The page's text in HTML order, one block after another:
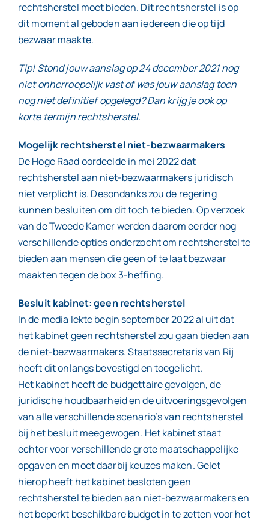
rechtsherstel moet bieden. Dit rechtsherstel is op
dit moment al geboden aan iedereen die op tijd
bezwaar maakte.
Tip! Stond jouw aanslag op 24 december 2021 nog
niet onherroepelijk vast of was jouw aanslag toen
nog niet definitief opgelegd? Dan krijg je ook op
korte termijn rechtsherstel.
Mogelijk rechtsherstel niet-bezwaarmakers
De Hoge Raad oordeelde in mei 2022 dat
rechtsherstel aan niet-bezwaarmakers juridisch
niet verplicht is. Desondanks zou de regering
kunnen besluiten om dit toch te bieden. Op verzoek
van de Tweede Kamer werden daarom eerder nog
verschillende opties onderzocht om rechtsherstel te
bieden aan mensen die geen of te laat bezwaar
maakten tegen de box 3-heffing.
Besluit kabinet: geen rechtsherstel
In de media lekte begin september 2022 al uit dat
het kabinet geen rechtsherstel zou gaan bieden aan
de niet-bezwaarmakers. Staatssecretaris van Rij
heeft dit onlangs bevestigd en toegelicht.
Het kabinet heeft de budgettaire gevolgen, de
juridische houdbaarheid en de uitvoeringsgevolgen
van alle verschillende scenario’s van rechtsherstel
bij het besluit meegewogen. Het kabinet staat
echter voor verschillende grote maatschappelijke
opgaven en moet daarbij keuzes maken. Gelet
hierop heeft het kabinet besloten geen
rechtsherstel te bieden aan niet-bezwaarmakers en
het beperkt beschikbare budget in te zetten voor het